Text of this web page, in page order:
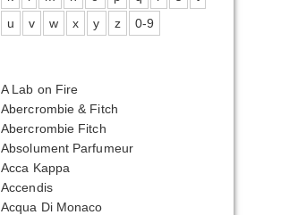
u
v w x y z 0-9
A Lab on Fire
Abercrombie & Fitch
Abercrombie Fitch
Absolument Parfumeur
Acca Kappa
Accendis
Acqua Di Monaco